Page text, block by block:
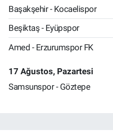
Başakşehir - Kocaelispor
Beşiktaş - Eyüpspor
Amed - Erzurumspor FK
17 Ağustos, Pazartesi
Samsunspor - Göztepe